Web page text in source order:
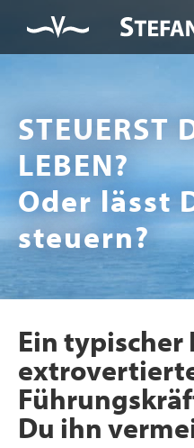
STEUERST
LEBEN?
Oder lässt
steuern?
Ein typischer
Du ihn